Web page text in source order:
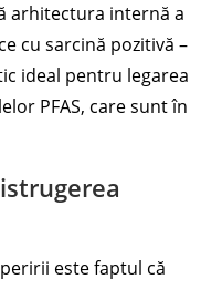
arhitectura internă a
cu sarcină pozitivă –
ideal pentru legarea
PFAS, care sunt în
este faptul că